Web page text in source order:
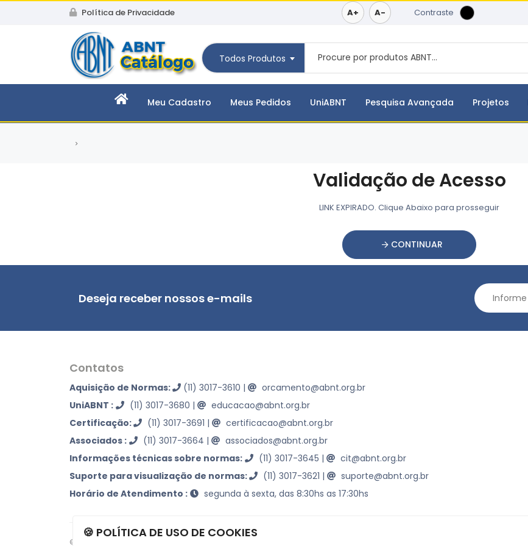
Política de Privacidade A+ A- Contraste
Todos Produtos
Meu Cadastro Meus Pedidos UniABNT Pesquisa Avançada Projetos
Validação de Acesso
LINK EXPIRADO. Clique Abaixo para prosseguir
CONTINUAR
Deseja receber nossos e-mails
Contatos
Aquisição de Normas: (11) 3017-3610 |
orcamento@abnt.org.br
UniABNT :
(11) 3017-3680 |
educacao@abnt.org.br
Certificação:
(11) 3017-3691 |
certificacao@abnt.org.br
Associados :
(11) 3017-3664 |
associados@abnt.org.br
Informações técnicas sobre normas:
(11) 3017-3645 |
cit@abnt.org.br
Suporte para visualização de normas:
(11) 3017-3621 |
suporte@abnt.org.br
Horário de Atendimento :
segunda à sexta, das 8:30hs as 17:30hs
© 2026 -
🍪 POLÍTICA DE USO DE COOKIES